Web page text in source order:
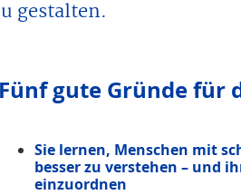
gestalten.
Fünf gute Gründe für
Sie lernen, Menschen mit
besser zu verstehen – und
einzuordnen